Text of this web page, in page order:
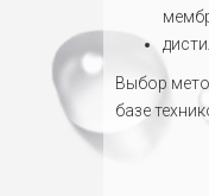
Выбор
базе